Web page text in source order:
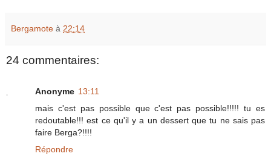
Bergamote à 22:14
24 commentaires:
Anonyme 13:11
mais c'est pas possible que c'est pas possible!!!!! tu es
redoutable!!! est ce qu'il y a un dessert que tu ne sais pas
faire Berga?!!!!
Répondre